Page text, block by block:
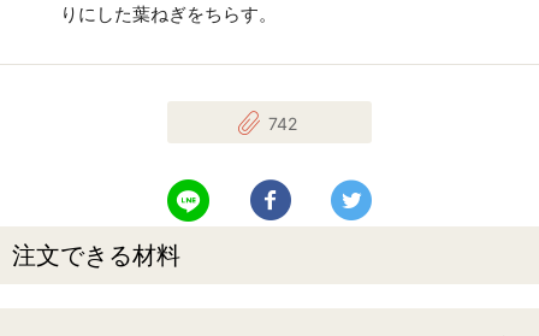
りにした葉ねぎをちらす。
742
LINEで送る Facebookでシェアする
注文できる材料